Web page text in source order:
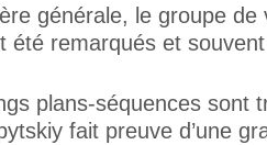
générale, le groupe
été remarqués et
plans-séquences sont
fait preuve d’une